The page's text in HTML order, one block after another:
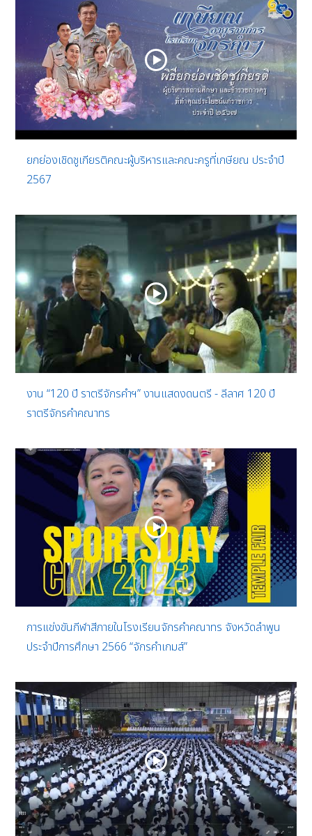
ยกย่องเชิดชูเกียรติคณะผู้บริหารและคณะครูที่เกษียณ ประจำปี
2567
งาน “120 ปี ราตรีจักรคำฯ” งานแสดงดนตรี - ลีลาศ 120 ปี
ราตรีจักรคำคณาทร
การแข่งขันกีฬาสีภายในโรงเรียนจักรคำคณาทร จังหวัดลำพูน
ประจำปีการศึกษา 2566 “จักรคำเกมส์”